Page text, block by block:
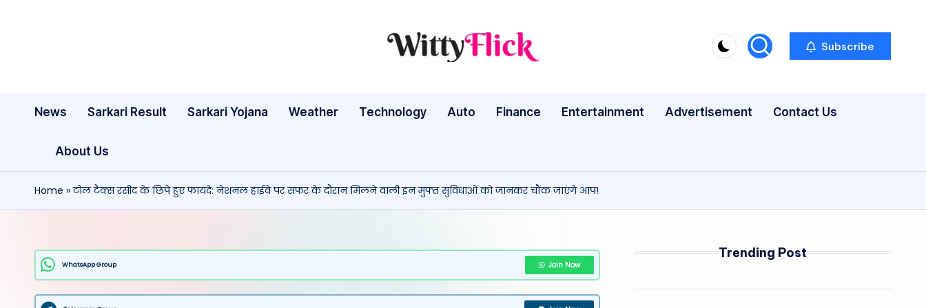
W
ty
ic
k:
te
WittyFlick:
Tech
Around
Subscribe
News Sarkari Result Sarkari Yojana Weather Technology Auto Finance Entertainment Advertisement Contact Us
About Us
Home »टोल टैक्स रसीद के छिपे हुए फायदे: नेशनल हाईवे पर सफर के दौरान मिलने वाली इन मुफ्त सुविधाओं को जानकर चौंक जाएंगे आप!
WhatsApp Group Join Now
Trending Post